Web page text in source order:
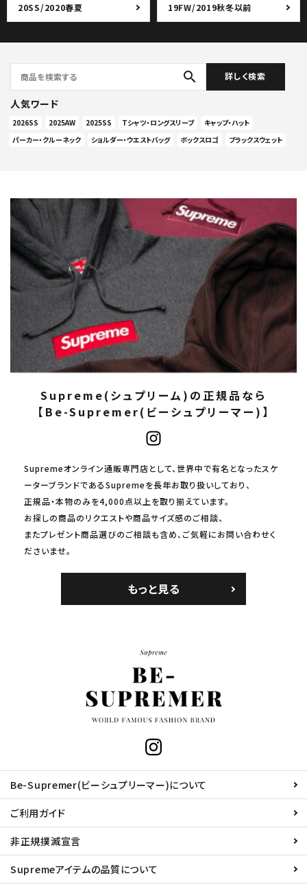
20SS/2020春夏 19FW/2019秋冬以前
search 詳しく検索
人気ワード
2026SS 2025AW 2025SS Tシャツ・ロングスリーブ
キャップ・ハット
パーカー・クルーネック
ショルダー・ウエストバッグ ボックスロゴ ブラックスウェット
Supreme(シュプリーム)の正規品なら
【Be-Supremer(ビーシュプリーマー)】
Supremeオンライン通販専門店として、世界中で有名となったスケ
ーターブランドであるSupremeを長年お取り扱いしており、
正規品・本物のみを4,000点以上を取り揃えています。
お探しの商品のリクエストや商品サイズ感のご相談、
またプレゼント商品選びのご相談も含め、ご気軽にお問い合わせく
ださいませ。
もっと見る
Be-Supremer(ビーシュプリーマー)について
ご利用ガイド
非正規撲滅宣言
Supremeアイテムの品質について